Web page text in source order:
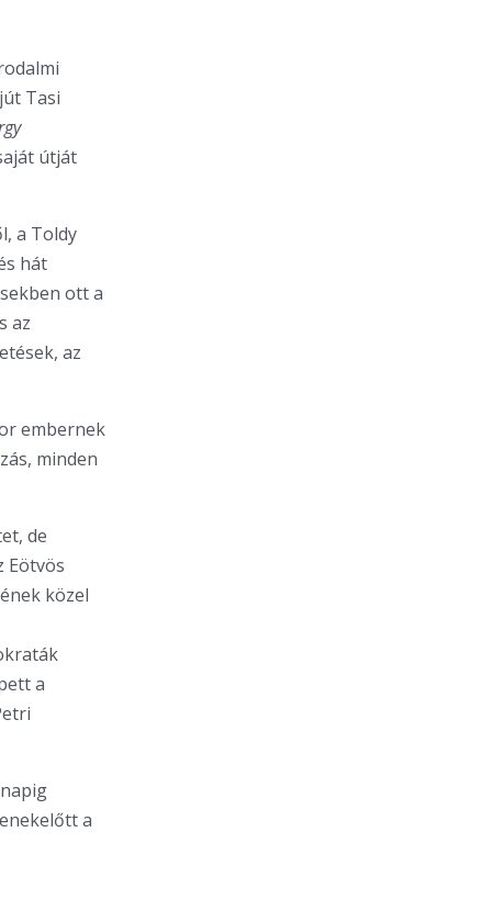
Tasi
útját
a Toldy
hát
ott a
az
az
embernek
minden
de
Eötvös
közel
a
a